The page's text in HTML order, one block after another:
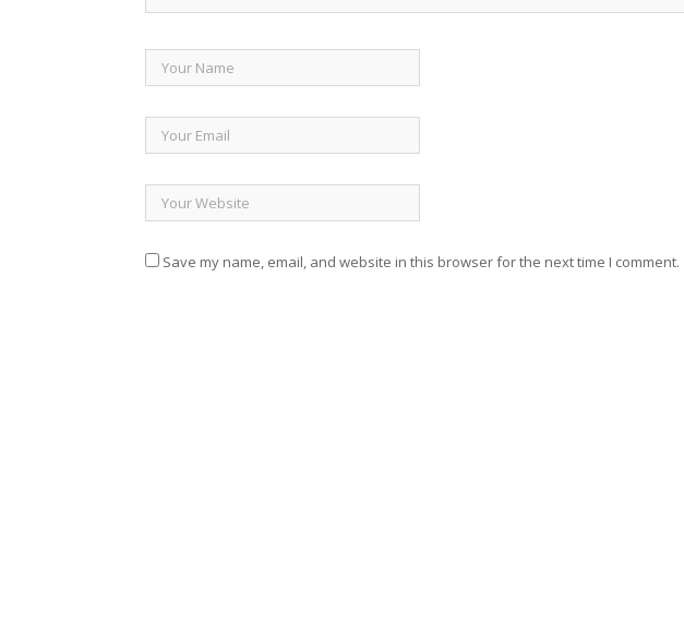
Save my name, email, and website in this browser for the next time I comment.